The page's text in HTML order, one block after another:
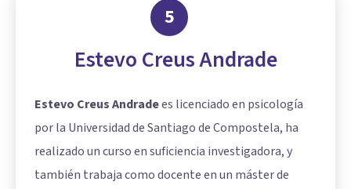
5
Estevo Creus Andrade
Estevo Creus Andradees licenciado en psicología
por la Universidad de Santiago de Compostela, ha
realizado un curso en suficiencia investigadora, y
también trabaja como docente en un máster de